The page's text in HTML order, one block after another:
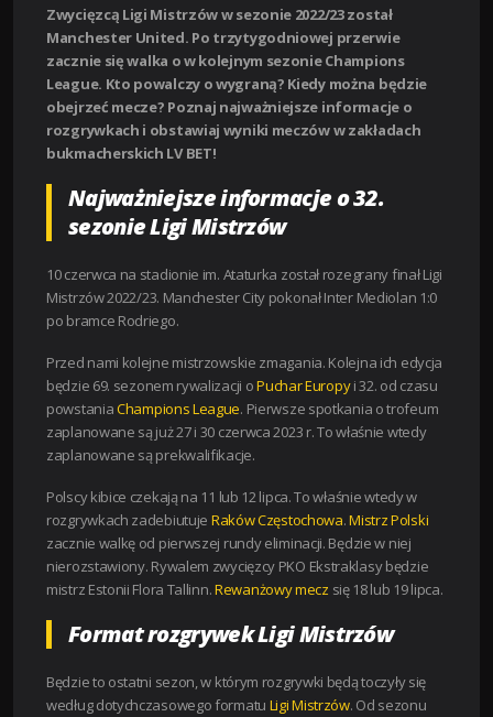
Zwycięzcą Ligi Mistrzów w sezonie 2022/23 został
Manchester United. Po trzytygodniowej przerwie
zacznie się walka o w kolejnym sezonie Champions
League. Kto powalczy o wygraną? Kiedy można będzie
obejrzeć mecze? Poznaj najważniejsze informacje o
rozgrywkach i obstawiaj wyniki meczów w zakładach
bukmacherskich LV BET!
Najważniejsze informacje o 32.
sezonie Ligi Mistrzów
10 czerwca na stadionie im. Ataturka został rozegrany finał Ligi
Mistrzów 2022/23. Manchester City pokonał Inter Mediolan 1:0
po bramce Rodriego.
Przed nami kolejne mistrzowskie zmagania. Kolejna ich edycja
będzie 69. sezonem rywalizacji oPuchar Europyi 32. od czasu
powstaniaChampions League. Pierwsze spotkania o trofeum
zaplanowane są już 27 i 30 czerwca 2023 r. To właśnie wtedy
zaplanowane są prekwalifikacje.
Polscy kibice czekają na 11 lub 12 lipca. To właśnie wtedy w
rozgrywkach zadebiutuje Raków Częstochowa.Mistrz Polski
zacznie walkę od pierwszej rundy eliminacji. Będzie w niej
nierozstawiony. Rywalem zwycięzcy PKO Ekstraklasy będzie
mistrz Estonii Flora Tallinn.Rewanżowy mecz się 18 lub 19 lipca.
Format rozgrywek Ligi Mistrzów
Będzie to ostatni sezon, w którym rozgrywki będą toczyły się
według dotychczasowego formatu Ligi Mistrzów. Od sezonu